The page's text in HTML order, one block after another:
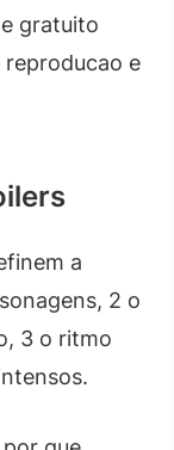
gratuito
reproducao e
a
2 o
3 o ritmo